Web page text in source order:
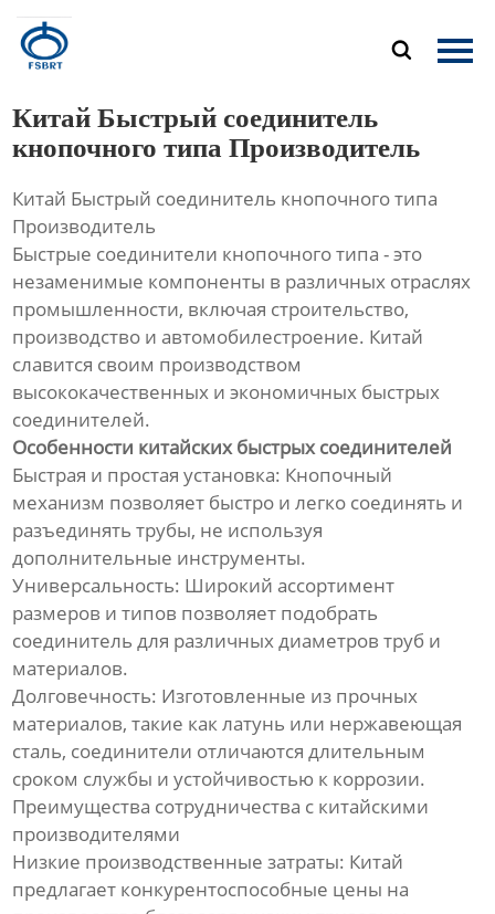

Главная
Новости
Контакты
Китай Быстрый соединитель
кнопочного типа Производитель
Китай Быстрый соединитель кнопочного типа
Производитель
Быстрые соединители кнопочного типа - это
незаменимые компоненты в различных отраслях
промышленности, включая строительство,
производство и автомобилестроение. Китай
славится своим производством
высококачественных и экономичных быстрых
соединителей.
Особенности китайских быстрых соединителей
Быстрая и простая установка: Кнопочный
механизм позволяет быстро и легко соединять и
разъединять трубы, не используя
дополнительные инструменты.
Универсальность: Широкий ассортимент
размеров и типов позволяет подобрать
соединитель для различных диаметров труб и
материалов.
Долговечность: Изготовленные из прочных
материалов, такие как латунь или нержавеющая
сталь, соединители отличаются длительным
сроком службы и устойчивостью к коррозии.
Преимущества сотрудничества с китайскими
производителями
Низкие производственные затраты: Китай
предлагает конкурентоспособные цены на